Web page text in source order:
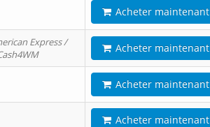
Acheter maintenant
Express /
Acheter maintenant
Acheter maintenant
Acheter maintenant